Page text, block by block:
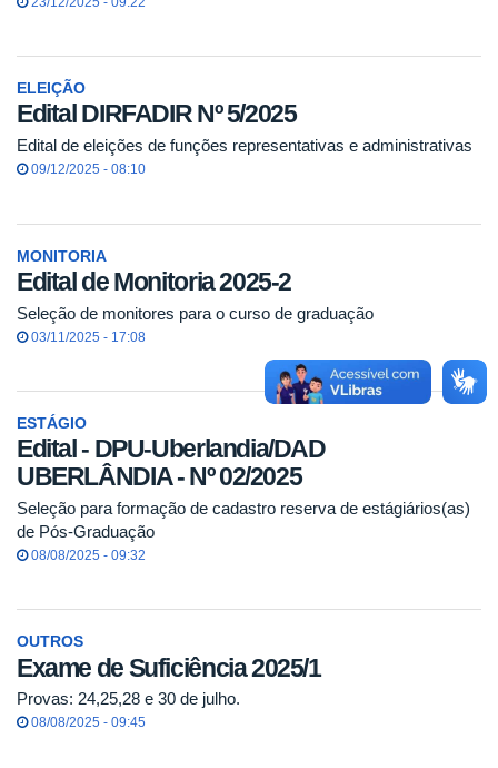
ELEIÇÃO
Edital DIRFADIR Nº 5/2025
Edital de eleições de funções representativas e administrativas
09/12/2025 - 08:10
MONITORIA
Edital de Monitoria 2025-2
Seleção de monitores para o curso de graduação
03/11/2025 - 17:08
ESTÁGIO
Edital - DPU-Uberlandia/DAD
UBERLÂNDIA - Nº 02/2025
Seleção para formação de cadastro reserva de estágiários(as)
de Pós-Graduação
08/08/2025 - 09:32
OUTROS
Exame de Suficiência 2025/1
Provas: 24,25,28 e 30 de julho.
08/08/2025 - 09:45